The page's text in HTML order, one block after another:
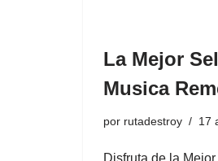
La Mejor
Musica
por rutadestroy 17